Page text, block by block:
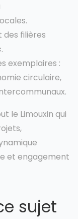
filières
exemplaires :
circulaire,
le Limouxin qui
et engagement
sujet